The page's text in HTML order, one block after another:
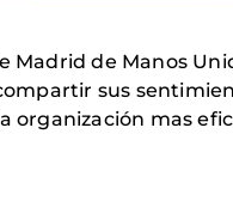
Madrid de Manos
sus
organización mas